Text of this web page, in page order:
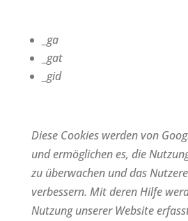
_ga
_gat
_gid
Diese Cookies werden von
und ermöglichen es, die
zu überwachen und das
verbessern. Mit deren Hilfe
Nutzung unserer Website